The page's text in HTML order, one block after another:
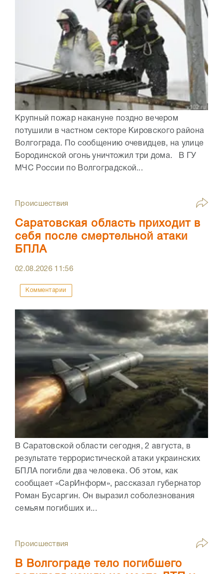
Крупный пожар накануне поздно вечером
потушили в частном секторе Кировского района
Волгограда. По сообщению очевидцев, на улице
Бородинской огонь уничтожил три дома. В ГУ
МЧС России по Волгоградской...
Происшествия
Саратовская область приходит в
себя после смертельной атаки
БПЛА
02.08.2026 11:56
Комментарии
В Саратовской области сегодня, 2 августа, в
результате террористической атаки украинских
БПЛА погибли два человека. Об этом, как
сообщает «СарИнформ», рассказал губернатор
Роман Бусаргин. Он выразил соболезнования
семьям погибших и...
Происшествия
В Волгограде тело погибшего